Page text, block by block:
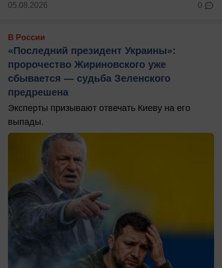
05.08.2026 0
В России
«Последний президент Украины»:
пророчество Жириновского уже
сбывается — судьба Зеленского
предрешена
Эксперты призывают отвечать Киеву на его
выпады.